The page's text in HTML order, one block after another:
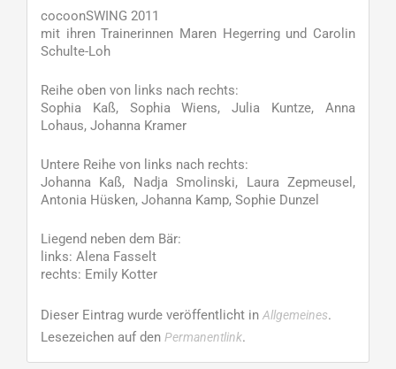
cocoonSWING 2011
mit ihren Trainerinnen Maren Hegerring und Carolin
Schulte-Loh
Reihe oben von links nach rechts:
Sophia Kaß, Sophia Wiens, Julia Kuntze, Anna
Lohaus, Johanna Kramer
Untere Reihe von links nach rechts:
Johanna Kaß, Nadja Smolinski, Laura Zepmeusel,
Antonia Hüsken, Johanna Kamp, Sophie Dunzel
Liegend neben dem Bär:
links: Alena Fasselt
rechts: Emily Kotter
Dieser Eintrag wurde veröffentlicht in Allgemeines.
Lesezeichen auf den Permanentlink.